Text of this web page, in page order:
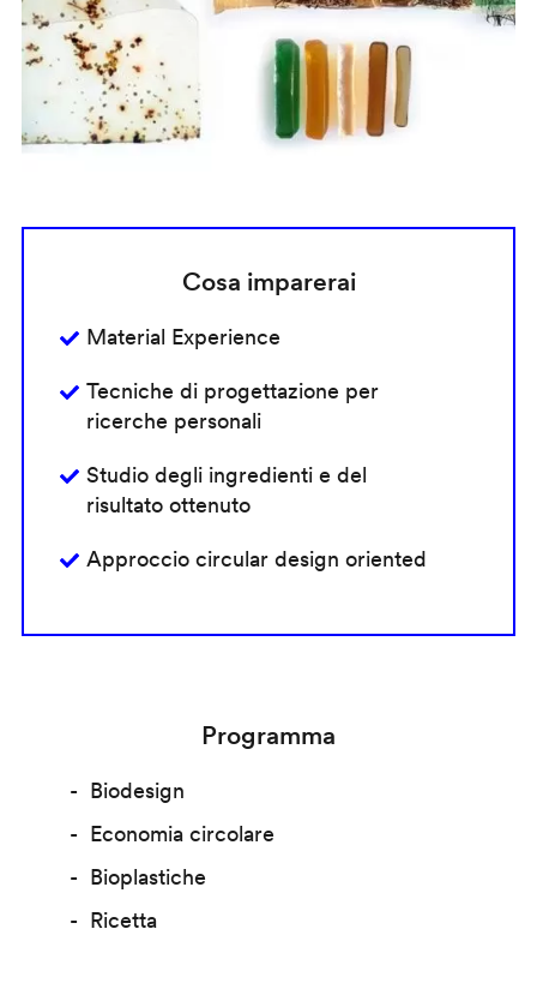
Cosa imparerai
Material Experience
Tecniche di progettazione per
ricerche personali
Studio degli ingredienti e del
risultato ottenuto
Approccio circular design oriented
Programma
Biodesign
Economia circolare
Bioplastiche
Ricetta